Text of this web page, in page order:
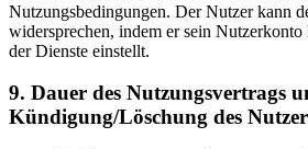
Nutzungsbedingungen. Der Nutzer kann
widersprechen, indem er sein
der Dienste einstellt.
9. Dauer des Nutzungsvertrags
Kündigung/Löschung des